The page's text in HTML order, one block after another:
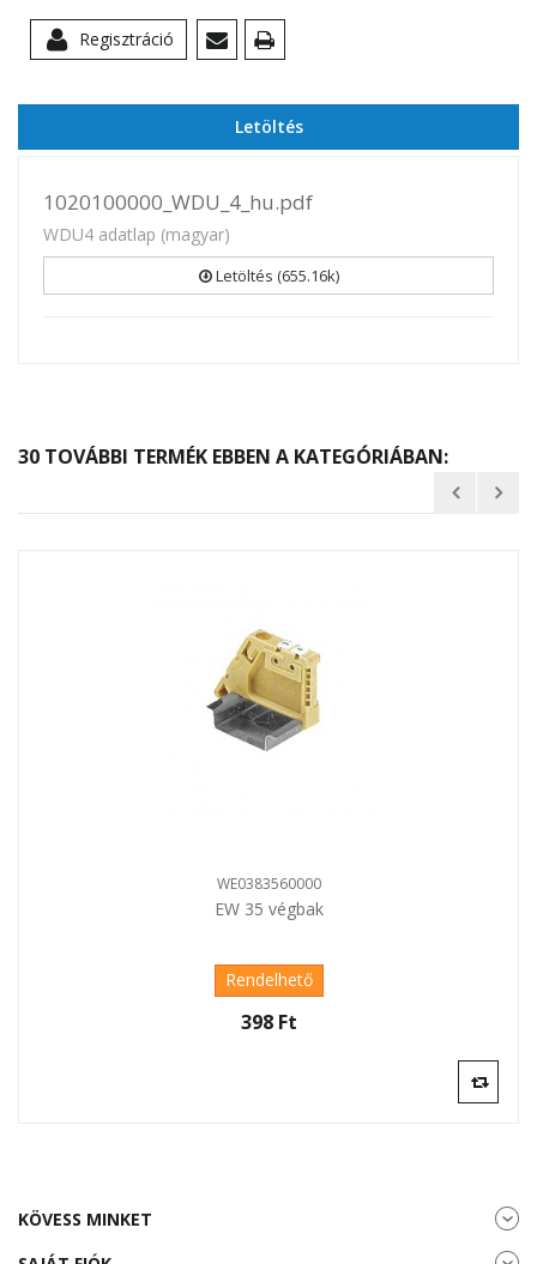
Regisztráció
Letöltés
1020100000_WDU_4_hu.pdf
WDU4 adatlap (magyar)
Letöltés (655.16k)
30 TOVÁBBI TERMÉK EBBEN A KATEGÓRIÁBAN:
WE0383560000
EW 35 végbak
Rendelhető
398 Ft‎
KÖVESS MINKET